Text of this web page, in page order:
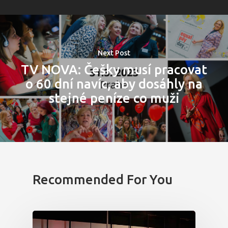
Next Post
TV NOVA: Češky musí pracovat
o 60 dní navíc, aby dosáhly na
stejné peníze co muži
Recommended For You